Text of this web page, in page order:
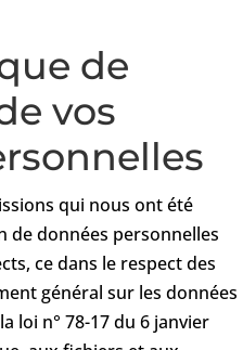
de
vos
qui nous ont été
de données personnelles
ce dans le respect des
général sur les données
loi n° 78-17 du 6 janvier